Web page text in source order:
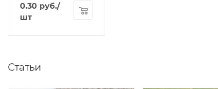
0.30 руб./
шт
Статьи